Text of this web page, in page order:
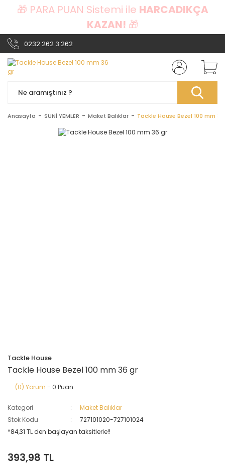
🎁 PARA PUAN Sistemi ile HARCADIKÇA
KAZAN! 🎁
0232 262 3 262
Anasayfa SUNİ YEMLER Maket Balıklar Tackle House Bezel 100 mm
Tackle House
Tackle House Bezel 100 mm 36 gr
(0) Yorum - 0 Puan
Kategori
Maket Balıklar
Stok Kodu
727101020-727101024
*84,31 TL den başlayan taksitlerle!!
393,98 TL